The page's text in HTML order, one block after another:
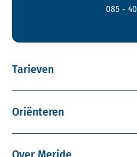
085 -
Tarieven
Oriënteren